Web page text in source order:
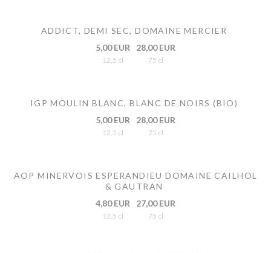
ADDICT, DEMI SEC, DOMAINE MERCIER
5,00 EUR
12,5 cl
28,00 EUR
75 cl
IGP MOULIN BLANC, BLANC DE NOIRS (BIO)
5,00 EUR
12,5 cl
28,00 EUR
75 cl
AOP MINERVOIS ESPERANDIEU DOMAINE CAILHOL
& GAUTRAN
4,80 EUR
12,5 cl
27,00 EUR
75 cl